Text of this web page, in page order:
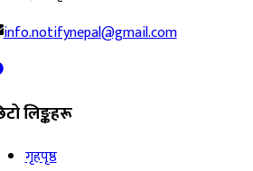
info.notifynepal@gmail.com
लिङ्कहरू
गृहपृष्ठ